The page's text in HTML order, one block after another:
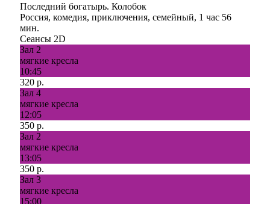
Последний богатырь. Колобок
Россия, комедия, приключения, семейный, 1 час 56
мин.
Сеансы 2D
Зал 2
мягкие кресла
10:45
320 р.
Зал 4
мягкие кресла
12:05
350 р.
Зал 2
мягкие кресла
13:05
350 р.
Зал 3
мягкие кресла
15:00